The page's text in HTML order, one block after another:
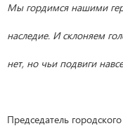
Мы гордимся нашими
наследие. И склоняем
нет, но чьи подвиги
Председатель